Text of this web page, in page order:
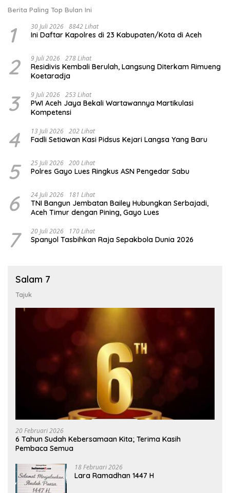
Berita Paling Top Bulan Ini
1 30 Juli 2026 8842 Lihat
Ini Daftar Kapolres di 23 Kabupaten/Kota di Aceh
2 9 Juli 2026 278 Lihat
Residivis Kembali Berulah, Langsung Diterkam Rimueng
Koetaradja
3 9 Juli 2026 253 Lihat
PWI Aceh Jaya Bekali Wartawannya Martikulasi
Kompetensi
4 13 Juli 2026 202 Lihat
Fadli Setiawan Kasi Pidsus Kejari Langsa Yang Baru
5 25 Juli 2026 200 Lihat
Polres Gayo Lues Ringkus ASN Pengedar Sabu
6 24 Juli 2026 181 Lihat
TNI Bangun Jembatan Bailey Hubungkan Serbajadi,
Aceh Timur dengan Pining, Gayo Lues
7 20 Juli 2026 170 Lihat
Spanyol Tasbihkan Raja Sepakbola Dunia 2026
Salam 7
Tajuk
20 Februari 2026
6 Tahun Sudah Kebersamaan Kita; Terima Kasih
Pembaca Semua
18 Februari 2026
Lara Ramadhan 1447 H